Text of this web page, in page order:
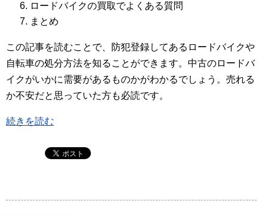
ロードバイクの買取でよくある質問
まとめ
この記事を読むことで、防犯登録してあるロードバイクや
自転車の処分方法を知ることができます。中古のロードバ
イクがいかに需要があるものかがわかるでしょう。売れる
か不安だと思っていた方も必読です。
続きを読む